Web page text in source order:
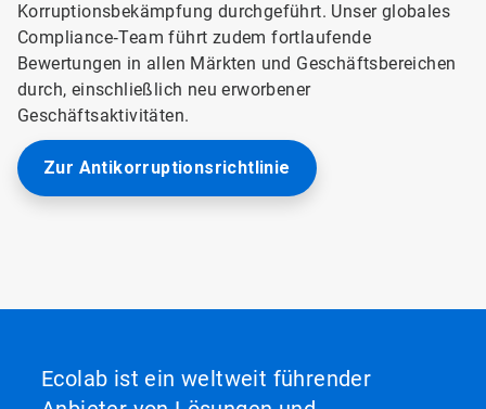
Korruptionsbekämpfung durchgeführt. Unser globales
Compliance‑Team führt zudem fortlaufende
Bewertungen in allen Märkten und Geschäftsbereichen
durch, einschließlich neu erworbener
Geschäftsaktivitäten.
Zur Antikorruptionsrichtlinie
Ecolab ist ein weltweit führender